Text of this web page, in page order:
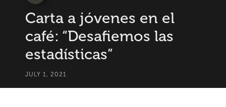
Carta a jóvenes en el
café: “Desafiemos las
estadísticas”
JULY 1, 2021